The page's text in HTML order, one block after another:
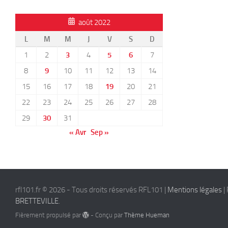
août 2022
L
M M J V S
D
1
2 3 4 5 6
7
8
9 10 11 12 13
14
15
16 17 18 19 20
21
22
23 24 25 26 27
28
29
30
31
« Avr Sep »
rfl101.fr © 2026 - Tous droits réservés RFL101 | Mentions légales |
BRETTEVILLE
Fièrement propulsé par - Conçu parThème Hueman